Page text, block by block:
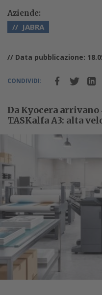
Aziende:
JABRA
// Data pubblicazione:
CONDIVIDI:
Da Kyocera
TASKalfa A3: alta